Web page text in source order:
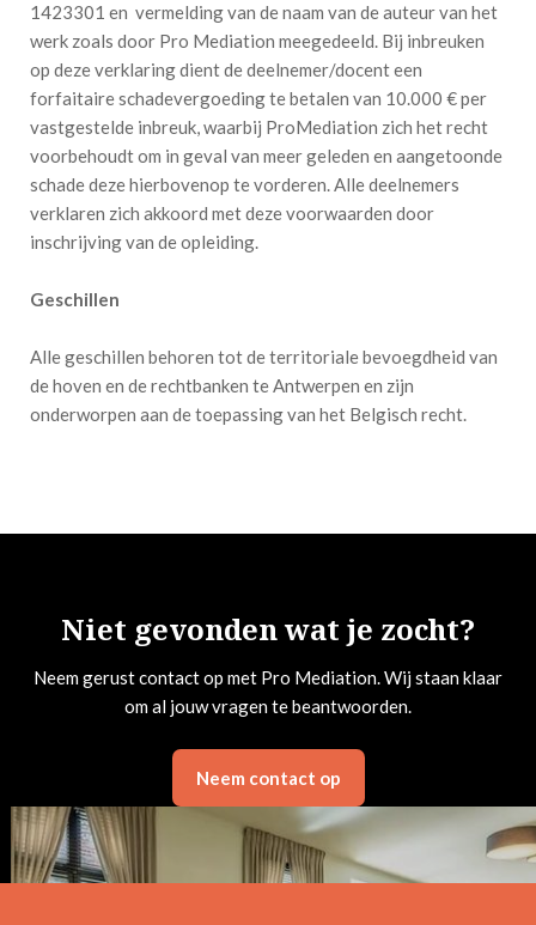
1423301 en vermelding van de naam van de auteur van het
werk zoals door Pro Mediation meegedeeld. Bij inbreuken
op deze verklaring dient de deelnemer/docent een
forfaitaire schadevergoeding te betalen van 10.000 € per
vastgestelde inbreuk, waarbij ProMediation zich het recht
voorbehoudt om in geval van meer geleden en aangetoonde
schade deze hierbovenop te vorderen. Alle deelnemers
verklaren zich akkoord met deze voorwaarden door
inschrijving van de opleiding.
Geschillen
Alle geschillen behoren tot de territoriale bevoegdheid van
de hoven en de rechtbanken te Antwerpen en zijn
onderworpen aan de toepassing van het Belgisch recht.
Niet gevonden wat je zocht?
Neem gerust contact op met Pro Mediation. Wij staan klaar
om al jouw vragen te beantwoorden.
Neem contact op